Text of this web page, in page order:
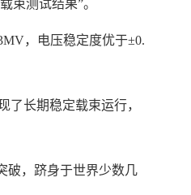
束测试结果”。
，电压稳定度优于±0.
长期稳定载束运行，
破，跻身于世界少数几